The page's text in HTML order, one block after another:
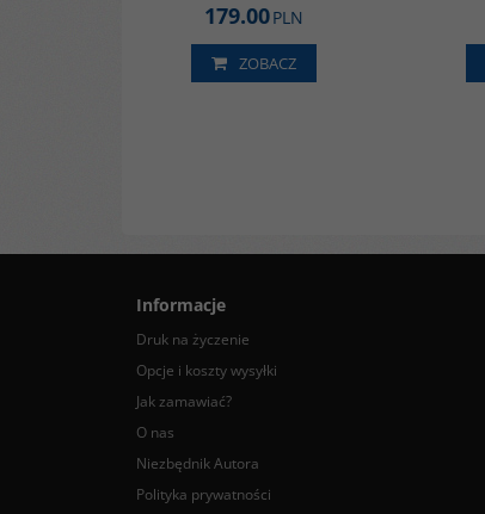
179.00PLN
ZOBACZ
Informacje
Druk na życzenie
Opcje i koszty wysyłki
Jak zamawiać?
O nas
Niezbędnik Autora
Polityka prywatności